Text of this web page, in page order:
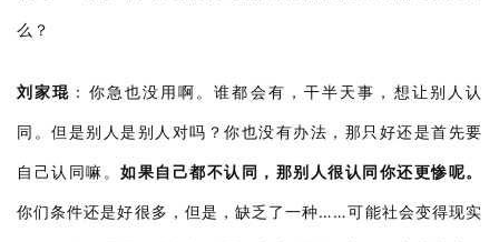
么？
刘家琨 ： 你急也没用啊。谁都会有，干半天事，想让别人认
同。但是别人是别人对吗？你也没有办法，那只好还是首先要
自己认同嘛。 如果自己都不认同，那别人很认同你还更惨呢。
你们条件还是好很多，但是，缺乏了一种……可能社会变得现实